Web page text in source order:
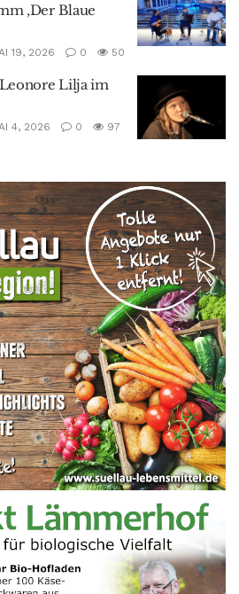
‚Der Blaue
19, 2026 0 50
Lilja im
4, 2026 0 97